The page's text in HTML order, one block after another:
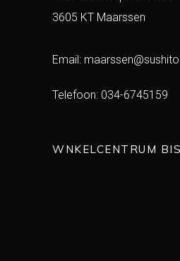
3605 KT Maarssen
Email:
Telefoon: 034-6745159
WNKELCENTRUM